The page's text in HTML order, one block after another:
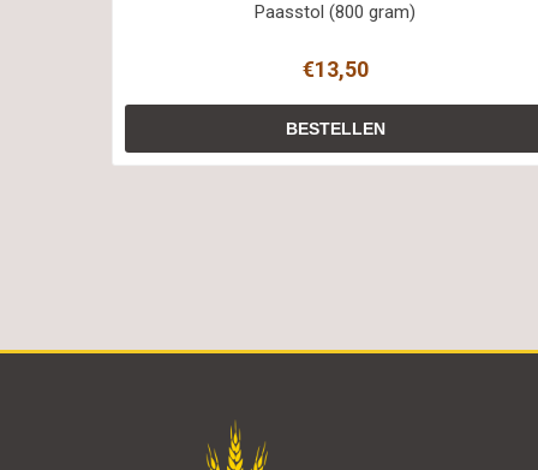
Paasstol (800 gram)
€13,50